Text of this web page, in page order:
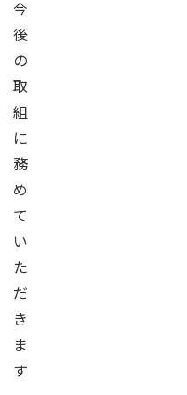
今
後
の
取
組
に
務
め
て
い
た
だ
き
ま
す